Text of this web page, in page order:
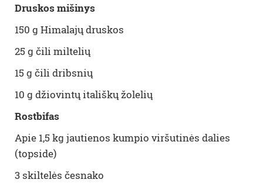
Druskos mišinys
150 g Himalajų druskos
25 g čili miltelių
15 g čili dribsnių
10 g džiovintų itališkų žolelių
Rostbifas
Apie 1,5 kg jautienos kumpio viršutinės dalies
(topside)
3 skiltelės česnako